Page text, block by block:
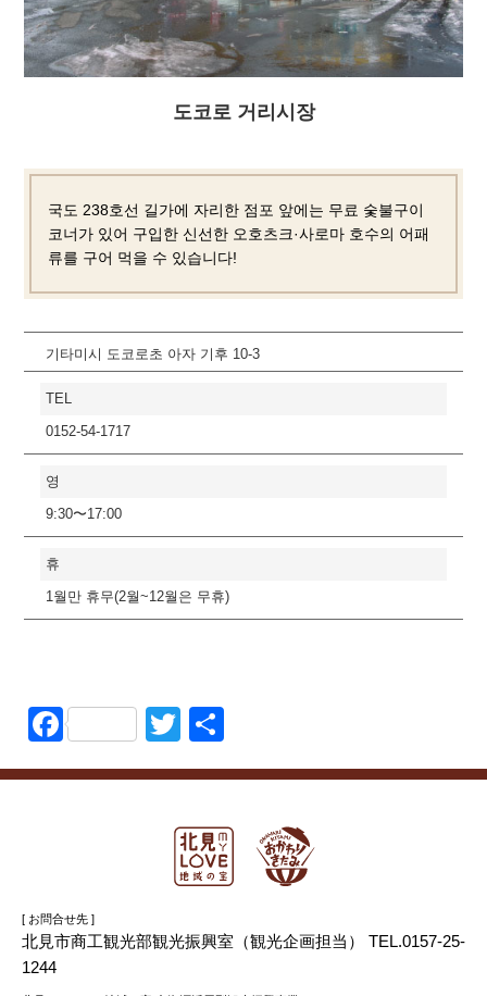
도코로 거리시장
국도 238호선 길가에 자리한 점포 앞에는 무료 숯불구이
코너가 있어 구입한 신선한 오호츠크·사로마 호수의 어패
류를 구어 먹을 수 있습니다!
기타미시 도코로초 아자 기후 10-3
TEL
0152-54-1717
영
9:30〜17:00
휴
1월만 휴무(2월~12월은 무휴)
FacebookTwitter
有
[ お問合せ先 ]
北見市商工観光部観光振興室（観光企画担当） TEL.0157-25-
1244